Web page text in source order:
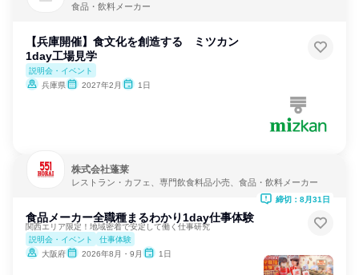
食品・飲料メーカー
【兵庫開催】食文化を創造する ミツカン
1day工場見学
説明会・イベント
兵庫県
2027年2月 1日
株式会社蓬莱
レストラン・カフェ、専門飲食料品小売、食品・飲料メーカー
食品メーカー全職種まるわかり1day仕事体験
関西エリア限定！地域密着で安定して働く仕事研究
説明会・イベント
仕事体験
大阪府
2026年8月・9月 1日
締切：8月31日